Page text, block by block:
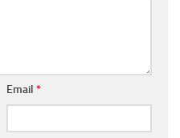
Email *